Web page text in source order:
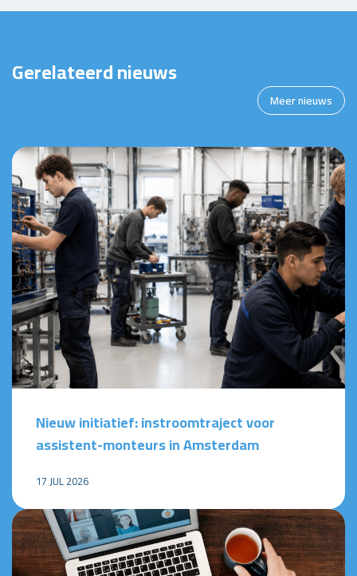
Gerelateerd nieuws
Meer nieuws
Nieuw initiatief: instroomtraject voor
assistent-monteurs in Amsterdam
17 JUL 2026